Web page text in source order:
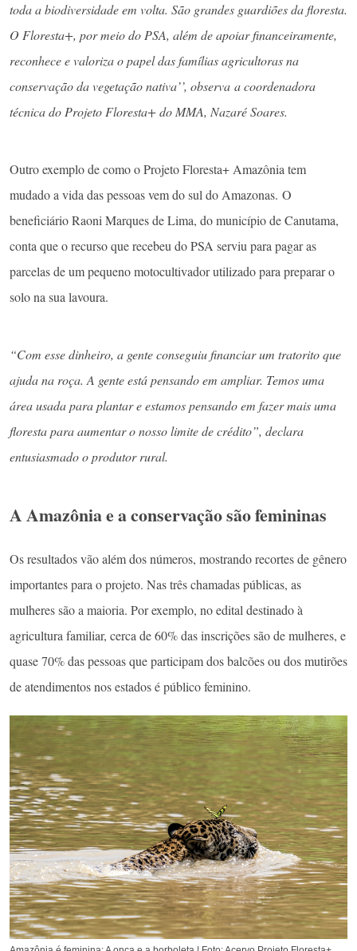
toda a biodiversidade em volta. São grandes guardiões da floresta.
O Floresta+, por meio do PSA, além de apoiar financeiramente,
reconhece e valoriza o papel das famílias agricultoras na
conservação da vegetação nativa’’, observa a coordenadora
técnica do Projeto Floresta+ do MMA, Nazaré Soares.
Outro exemplo de como o Projeto Floresta+ Amazônia tem
mudado a vida das pessoas vem do sul do Amazonas. O
beneficiário Raoni Marques de Lima, do município de Canutama,
conta que o recurso que recebeu do PSA serviu para pagar as
parcelas de um pequeno motocultivador utilizado para preparar o
solo na sua lavoura.
“Com esse dinheiro, a gente conseguiu financiar um tratorito que
ajuda na roça. A gente está pensando em ampliar. Temos uma
área usada para plantar e estamos pensando em fazer mais uma
floresta para aumentar o nosso limite de crédito”, declara
entusiasmado o produtor rural.
A Amazônia e a conservação são femininas
Os resultados vão além dos números, mostrando recortes de gênero
importantes para o projeto. Nas três chamadas públicas, as
mulheres são a maioria. Por exemplo, no edital destinado à
agricultura familiar, cerca de 60% das inscrições são de mulheres, e
quase 70% das pessoas que participam dos balcões ou dos mutirões
de atendimentos nos estados é público feminino.